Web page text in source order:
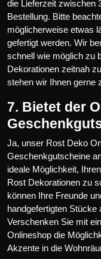
die Lieferzeit zwischen
Bestellung. Bitte
möglicherweise etwas
gefertigt werden. Wir
schnell wie möglich zu
Dekorationen zeitnah
stehen wir Ihnen gerne
7. Bietet der
Ja, unser Rost Deko
Geschenkgutscheine
ideale Möglichkeit,
Rost Dekorationen zu
können Ihre Freunde
handgefertigten
Verschenken Sie mit
Onlineshop die
Akzente in die